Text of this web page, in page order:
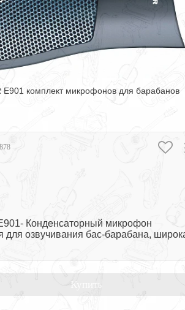
E901 комплект микрофонов для барабанов
Конденсаторный микрофон
для озвучивания бас-барабана,
Купить